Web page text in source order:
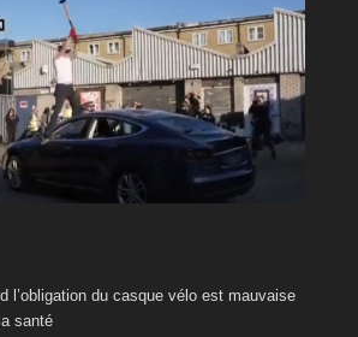
l’obligation du casque vélo est mauvaise
santé